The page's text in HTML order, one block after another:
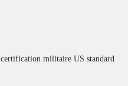
militaire US standard